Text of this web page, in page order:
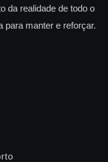
da realidade de todo o
para manter e reforçar.